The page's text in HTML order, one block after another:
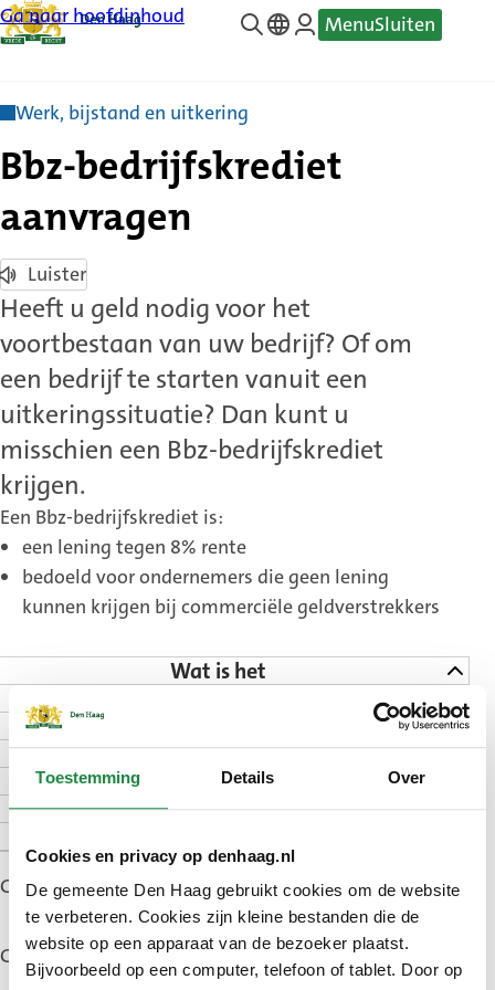
Toestemming Details Over
Cookies en privacy op denhaag.nl
De gemeente Den Haag gebruikt cookies om de website
te verbeteren. Cookies zijn kleine bestanden die de
website op een apparaat van de bezoeker plaatst.
Bijvoorbeeld op een computer, telefoon of tablet. Door op
Ga naar hoofdinhoud
—
MenuSluiten
Werk, bijstand en uitkering
Bbz-bedrijfskrediet
aanvragen
Luister
Heeft u geld nodig voor het
voortbestaan van uw bedrijf? Of om
een bedrijf te starten vanuit een
uitkeringssituatie? Dan kunt u
misschien een Bbz-bedrijfskrediet
krijgen.
Een Bbz-bedrijfskrediet is:
een lening tegen 8% rente
bedoeld voor ondernemers die geen lening
kunnen krijgen bij commerciële geldverstrekkers
Wat is het
Hoelang duurt het?
Goed om te weten
Meer informatie
Gepubliceerd: 1 januari 2025
Gewijzigd: 5 juni 2026